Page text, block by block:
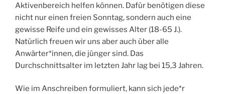
Aktivenbereich helfen können. Dafür benötigen diese
nicht nur einen freien Sonntag, sondern auch eine
gewisse Reife und ein gewisses Alter (18-65 J.).
Natürlich freuen wir uns aber auch über alle
Anwärter*innen, die jünger sind. Das
Durchschnittsalter im letzten Jahr lag bei 15,3 Jahren.
Wie im Anschreiben formuliert, kann sich jede*r